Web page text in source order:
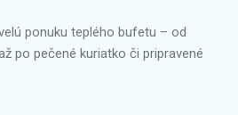
ponuku teplého bufetu – od
po pečené kuriatko či pripravené